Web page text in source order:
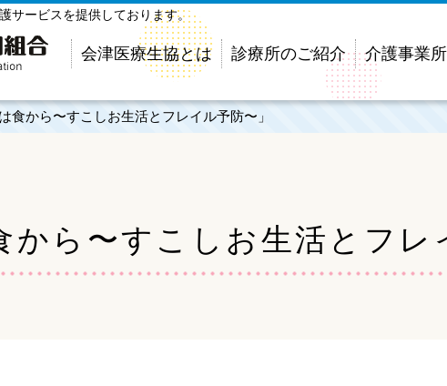
サービスを提供しております。
会津医療生協とは 診療所のご紹介 介護事業
は食から〜すこしお生活とフレイル予防〜」
から〜すこしお生活とフ